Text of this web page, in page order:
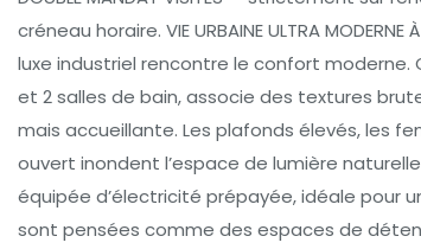
créneau horaire. VIE URBAINE ULTRA
luxe industriel rencontre le confort
et 2 salles de bain, associe des textures
mais accueillante. Les plafonds élevés, les
ouvert inondent l’espace de lumière
équipée d’électricité prépayée, idéale pour
sont pensées comme des espaces de